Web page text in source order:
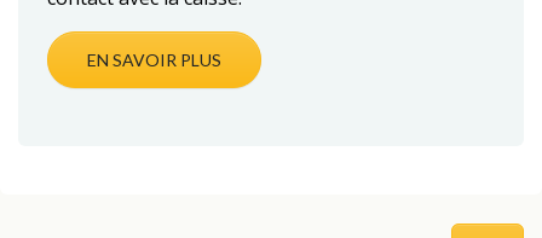
EN SAVOIR PLUS